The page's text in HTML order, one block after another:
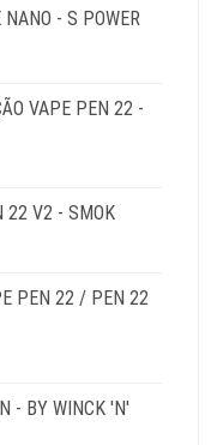
- S POWER
VAPE PEN 22 -
22 V2 - SMOK
PEN 22 / PEN 22
- BY WINCK 'N'